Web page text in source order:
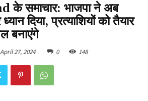
समाचार: भाजपा ने अब
दिया, प्रत्याशियों को तैयार
बनाएंगे
April 27, 2024 0 148